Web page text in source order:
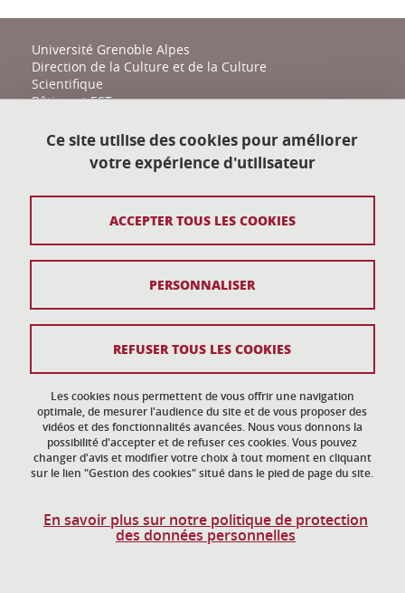
Université Grenoble Alpes
Direction de la Culture et de la Culture
Scientifique
Bâtiment EST
38400 Saint-Martin-d'Hères
action-culturelle@univ-grenoble-alpes.fr
Plan du site
Données personnelles
Gestion des cookies
Accessibilité : non conforme
Ce site utilise des cookies pour améliorer
votre expérience d'utilisateur
Les cookies nous permettent de vous offrir une navigation
optimale, de mesurer l'audience du site et de vous proposer des
vidéos et des fonctionnalités avancées. Nous vous donnons la
possibilité d'accepter et de refuser ces cookies. Vous pouvez
changer d'avis et modifier votre choix à tout moment en cliquant
sur le lien "Gestion des cookies" situé dans le pied de page du site.
En savoir plus sur notre politique de protection
des données personnelles
ACCEPTER TOUS LES COOKIES
REFUSER TOUS LES COOKIES
PERSONNALISER